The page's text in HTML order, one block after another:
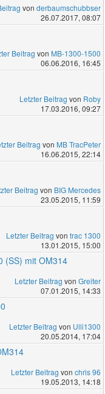
von derbaumschubbser
26.07.2017, 08:07
Beitrag von MB-1300-1500
06.06.2016, 16:45
Letzter Beitrag von Roby
17.03.2016, 09:27
Beitrag von MB TracPeter
16.06.2015, 22:14
Beitrag von BIG Mercedes
23.05.2015, 11:59
Letzter Beitrag von trac 1300
13.01.2015, 15:00
(SS) mit OM314
Letzter Beitrag von Greiter
07.01.2015, 14:33
Letzter Beitrag von Ulli1300
20.05.2014, 17:04
Letzter Beitrag von chris 96
19.05.2013, 14:18